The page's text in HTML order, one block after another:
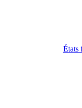
États